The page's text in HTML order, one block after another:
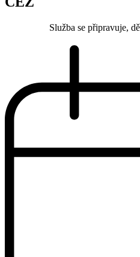
Služba se připravuje,